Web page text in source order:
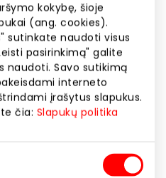
kokybę, šioje
(ang. cookies).
sutinkate naudoti visus
pasirinkimą" galite
naudoti. Savo sutikimą
interneto
įrašytus slapukus.
čia: Slapukų politika